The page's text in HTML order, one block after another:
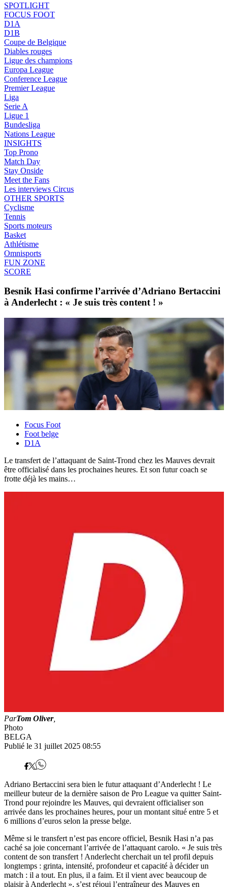
SPOTLIGHT
FOCUS FOOT
D1A
D1B
Coupe de Belgique
Diables rouges
Ligue des champions
Europa League
Conference League
Premier League
Liga
Serie A
Ligue 1
Bundesliga
Nations League
INSIGHTS
Top Prono
Match Day
Stay Onside
Meet the Fans
Les interviews Circus
OTHER SPORTS
Cyclisme
Tennis
Sports moteurs
Basket
Athlétisme
Omnisports
FUN ZONE
SCORE
Besnik Hasi confirme l’arrivée d’Adriano Bertaccini
à Anderlecht : « Je suis très content ! »
Focus Foot
Foot belge
D1A
Le transfert de l’attaquant de Saint-Trond chez les Mauves devrait
être officialisé dans les prochaines heures. Et son futur coach se
frotte déjà les mains…
ParTom Oliver,
Photo
BELGA
Publié le 31 juillet 2025 08:55
Adriano Bertaccini sera bien le futur attaquant d’Anderlecht ! Le
meilleur buteur de la dernière saison de Pro League va quitter Saint-
Trond pour rejoindre les Mauves, qui devraient officialiser son
arrivée dans les prochaines heures, pour un montant situé entre 5 et
6 millions d’euros selon la presse belge.
Même si le transfert n’est pas encore officiel, Besnik Hasi n’a pas
caché sa joie concernant l’arrivée de l’attaquant carolo. « Je suis très
content de son transfert ! Anderlecht cherchait un tel profil depuis
longtemps : grinta, intensité, profondeur et capacité à décider un
match : il a tout. En plus, il a faim. Et il vient avec beaucoup de
plaisir à Anderlecht », s’est réjoui l’entraîneur des Mauves en